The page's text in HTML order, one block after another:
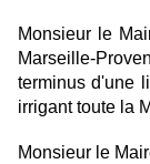
Monsieur le
Marseille-
terminus d'une
irrigant toute la
Monsieur le